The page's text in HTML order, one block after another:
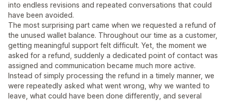
into endless revisions and repeated conversations that could
have been avoided.
The most surprising part came when we requested a refund of
the unused wallet balance. Throughout our time as a customer,
getting meaningful support felt difficult. Yet, the moment we
asked for a refund, suddenly a dedicated point of contact was
assigned and communication became much more active.
Instead of simply processing the refund in a timely manner, we
were repeatedly asked what went wrong, why we wanted to
leave, what could have been done differently, and several